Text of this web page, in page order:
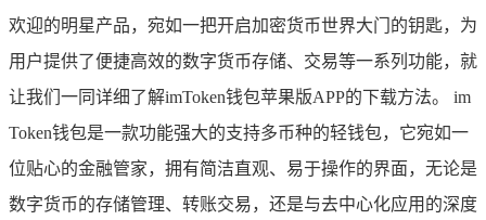
欢迎的明星产品，宛如一把开启加密货币世界大门的钥匙，为
用户提供了便捷高效的数字货币存储、交易等一系列功能，就
让我们一同详细了解imToken钱包苹果版APP的下载方法。 im
Token钱包是一款功能强大的支持多币种的轻钱包，它宛如一
位贴心的金融管家，拥有简洁直观、易于操作的界面，无论是
数字货币的存储管理、转账交易，还是与去中心化应用的深度